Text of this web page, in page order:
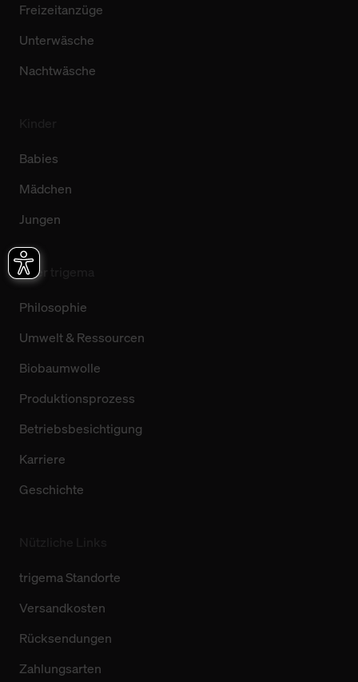
Freizeitanzüge
Unterwäsche
Nachtwäsche
Babies
Mädchen
Jungen
Über trigema
Philosophie
Umwelt & Ressourcen
Biobaumwolle
Produktionsprozess
Betriebsbesichtigung
Karriere
Geschichte
trigema Standorte
Versandkosten
Rücksendungen
Zahlungsarten